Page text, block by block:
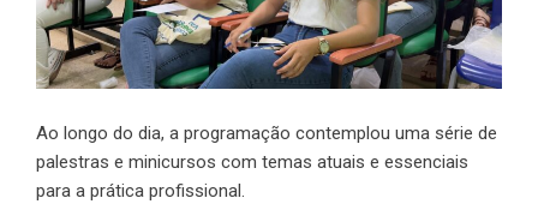
Ao longo do dia, a programação contemplou uma série de
palestras e minicursos com temas atuais e essenciais
para a prática profissional.